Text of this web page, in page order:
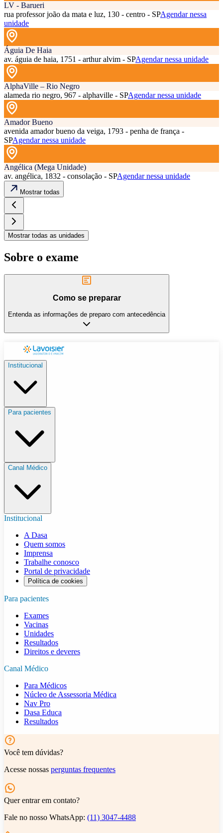
LV - Barueri
rua professor joão da mata e luz, 130 - centro - SPAgendar nessa
unidade
Águia De Haia
av. águia de haia, 1751 - arthur alvim - SPAgendar nessa unidade
AlphaVille – Rio Negro
alameda rio negro, 967 - alphaville - SPAgendar nessa unidade
Amador Bueno
avenida amador bueno da veiga, 1793 - penha de frança -
SPAgendar nessa unidade
Angélica (Mega Unidade)
av. angélica, 1832 - consolação - SPAgendar nessa unidade
Mostrar todas
Mostrar todas as unidades
Sobre o exame
Como se preparar
Entenda as informações de preparo com antecedência
Institucional
Para pacientes
Canal Médico
Institucional
A Dasa
Quem somos
Imprensa
Trabalhe conosco
Portal de privacidade
Política de cookies
Para pacientes
Exames
Vacinas
Unidades
Resultados
Direitos e deveres
Canal Médico
Para Médicos
Núcleo de Assessoria Médica
Nav Pro
Dasa Educa
Resultados
Você tem dúvidas?
Acesse nossas perguntas frequentes
Quer entrar em contato?
Fale no nosso WhatsApp: (11) 3047-4488